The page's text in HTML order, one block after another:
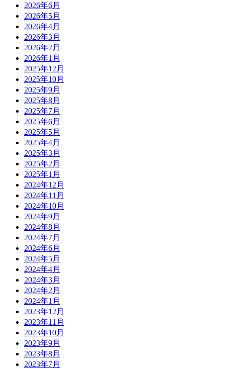
2026年6月
2026年5月
2026年4月
2026年3月
2026年2月
2026年1月
2025年12月
2025年10月
2025年9月
2025年8月
2025年7月
2025年6月
2025年5月
2025年4月
2025年3月
2025年2月
2025年1月
2024年12月
2024年11月
2024年10月
2024年9月
2024年8月
2024年7月
2024年6月
2024年5月
2024年4月
2024年3月
2024年2月
2024年1月
2023年12月
2023年11月
2023年10月
2023年9月
2023年8月
2023年7月